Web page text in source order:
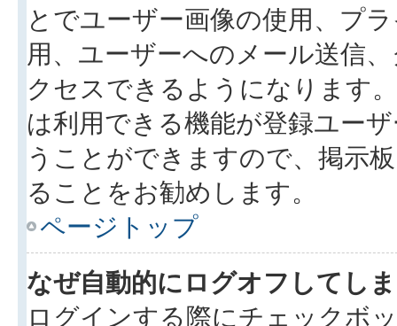
とでユーザー画像の使用、プ
用、ユーザーへのメール送信
クセスできるようになります
は利用できる機能が登録ユー
うことができますので、掲示
ることをお勧めします。
ページトップ
なぜ自動的にログオフしてし
ログインする際にチェックボ